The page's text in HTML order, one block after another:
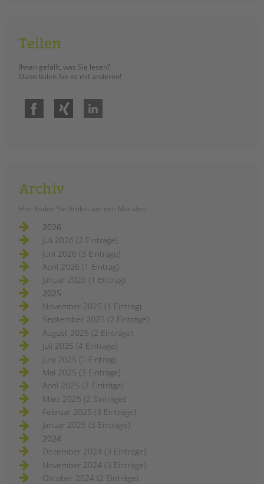
Teilen
Ihnen gefällt, was Sie lesen?
Dann teilen Sie es mit anderen!
Facebook Xing
Archiv
Hier finden Sie Artikel aus den Monaten
2026
Juli 2026 (2 Einträge)
Juni 2026 (3 Einträge)
April 2026 (1 Eintrag)
Januar 2026 (1 Eintrag)
2025
November 2025 (1 Eintrag)
September 2025 (2 Einträge)
August 2025 (2 Einträge)
Juli 2025 (4 Einträge)
Juni 2025 (1 Eintrag)
Mai 2025 (3 Einträge)
April 2025 (2 Einträge)
März 2025 (2 Einträge)
Februar 2025 (3 Einträge)
Januar 2025 (3 Einträge)
2024
Dezember 2024 (3 Einträge)
November 2024 (3 Einträge)
Oktober 2024 (2 Einträge)